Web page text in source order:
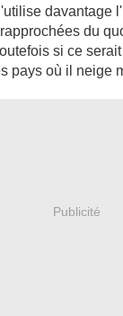
davantage
du
si ce
pays où il neige
Publicité